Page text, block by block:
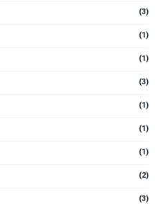
(3)
(1)
(1)
(3)
(1)
(1)
(1)
(2)
(3)